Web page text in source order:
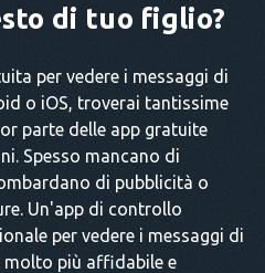
di tuo figlio?
per vedere i messaggi di
o iOS, troverai tantissime
parte delle app gratuite
Spesso mancano di
di pubblicità o
Un'app di controllo
per vedere i messaggi di
più affidabile e